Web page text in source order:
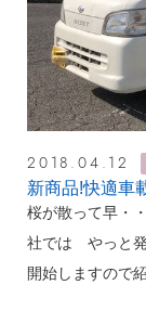
2018.04.12
新商品!快適車
桜が散って早・
社では やっと発
開始しますので